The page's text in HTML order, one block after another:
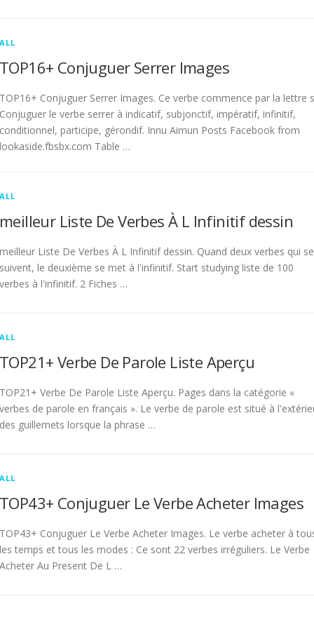
ALL
TOP16+ Conjuguer Serrer Images
TOP16+ Conjuguer Serrer Images. Ce verbe commence par la lettre
Conjuguer le verbe serrer à indicatif, subjonctif, impératif, infinitif,
conditionnel, participe, gérondif. Innu Aimun Posts Facebook from
lookaside.fbsbx.com Table …
ALL
meilleur Liste De Verbes À L Infinitif dessin
meilleur Liste De Verbes À L Infinitif dessin. Quand deux verbes qui se
suivent, le deuxième se met à l'infinitif. Start studying liste de 100
verbes à l'infinitif. 2 Fiches …
ALL
TOP21+ Verbe De Parole Liste Aperçu
TOP21+ Verbe De Parole Liste Aperçu. Pages dans la catégorie «
verbes de parole en français ». Le verbe de parole est situé à
des guillemets lorsque la phrase …
ALL
TOP43+ Conjuguer Le Verbe Acheter Images
TOP43+ Conjuguer Le Verbe Acheter Images. Le verbe acheter à
les temps et tous les modes : Ce sont 22 verbes irréguliers. Le Verbe
Acheter Au Present De L …